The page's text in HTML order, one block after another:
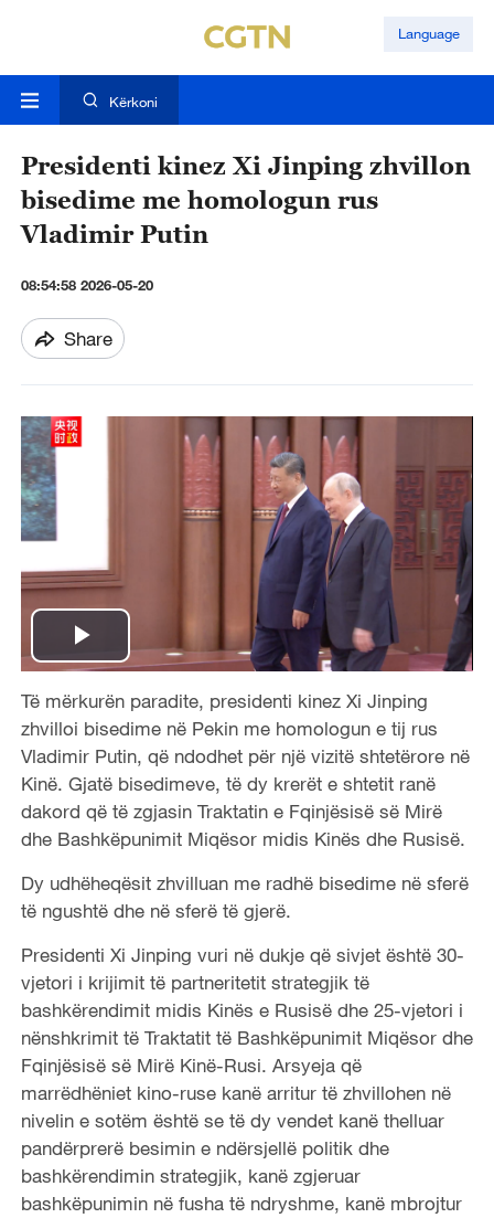
Language
Kërkoni
Presidenti kinez Xi Jinping zhvillon
bisedime me homologun rus
Vladimir Putin
08:54:58 2026-05-20
Share
P
l
a
y
i
d
e
o
Të mërkurën paradite, presidenti kinez Xi Jinping
zhvilloi bisedime në Pekin me homologun e tij rus
Vladimir Putin, që ndodhet për një vizitë shtetërore në
Kinë. Gjatë bisedimeve, të dy krerët e shtetit ranë
dakord që të zgjasin Traktatin e Fqinjësisë së Mirë
dhe Bashkëpunimit Miqësor midis Kinës dhe Rusisë.
Dy udhëheqësit zhvilluan me radhë bisedime në sferë
të ngushtë dhe në sferë të gjerë.
Presidenti Xi Jinping vuri në dukje që sivjet është 30-
vjetori i krijimit të partneritetit strategjik të
bashkërendimit midis Kinës e Rusisë dhe 25-vjetori i
nënshkrimit të Traktatit të Bashkëpunimit Miqësor dhe
Fqinjësisë së Mirë Kinë-Rusi. Arsyeja që
marrëdhëniet kino-ruse kanë arritur të zhvillohen në
nivelin e sotëm është se të dy vendet kanë thelluar
pandërprerë besimin e ndërsjellë politik dhe
bashkërendimin strategjik, kanë zgjeruar
bashkëpunimin në fusha të ndryshme, kanë mbrojtur